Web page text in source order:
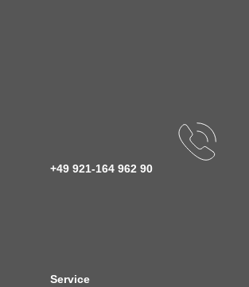
+49 921-164 962 90
Service